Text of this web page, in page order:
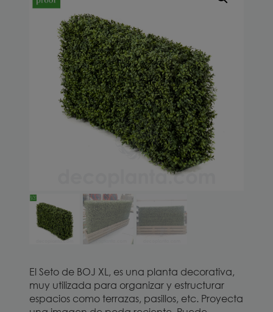
El Seto de BOJ XL, es una planta decorativa,
muy utilizada para organizar y estructurar
espacios como terrazas, pasillos, etc. Proyecta